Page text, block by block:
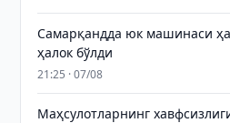
Самарқандда юк машинаси
ҳалок бўлди
21:25 · 07/08
Маҳсулотларнинг